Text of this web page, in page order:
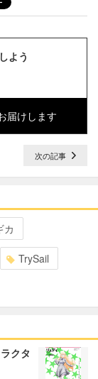
しよう
届けします
次の記事
カ
TrySail
クタ